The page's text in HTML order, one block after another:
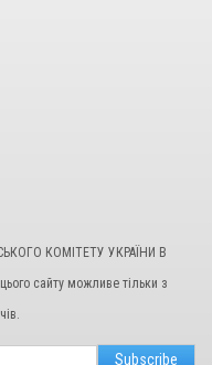
КОМІТЕТУ УКРАЇНИ В
сайту можливе тільки з